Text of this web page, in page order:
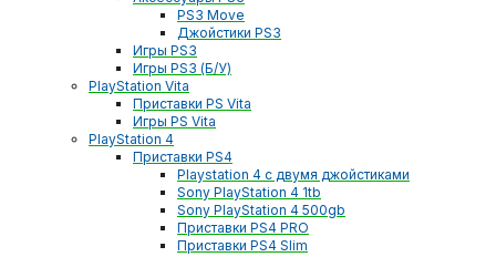
PS3 Move
Джойстики PS3
Игры PS3
Игры PS3 (Б/У)
PlayStation Vita
Приставки PS Vita
Игры PS Vita
PlayStation 4
Приставки PS4
Playstation 4 с двумя джойстиками
Sony PlayStation 4 1tb
Sony PlayStation 4 500gb
Приставки PS4 PRO
Приставки PS4 Slim